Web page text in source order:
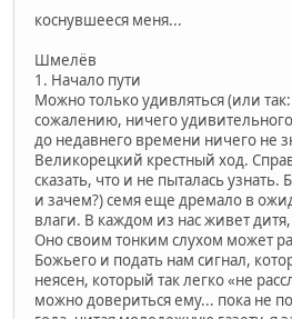
коснувшееся меня...
Шмелёв
1. Начало пути
Можно только удивляться (или
сожалению, ничего
до недавнего времени ничего не
Великорецкий крестный ход.
сказать, что и не пыталась
и зачем?) семя еще дремало в
влаги. В каждом из нас живет
Оно своим тонким слухом может
Божьего и подать нам сигнал,
неясен, который так легко «не
можно довериться ему... пока не